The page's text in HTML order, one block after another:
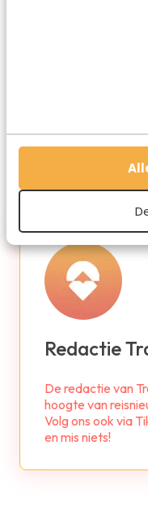
Redactie
De redactie van
hoogte van
Volg ons ook via
en mis niets!